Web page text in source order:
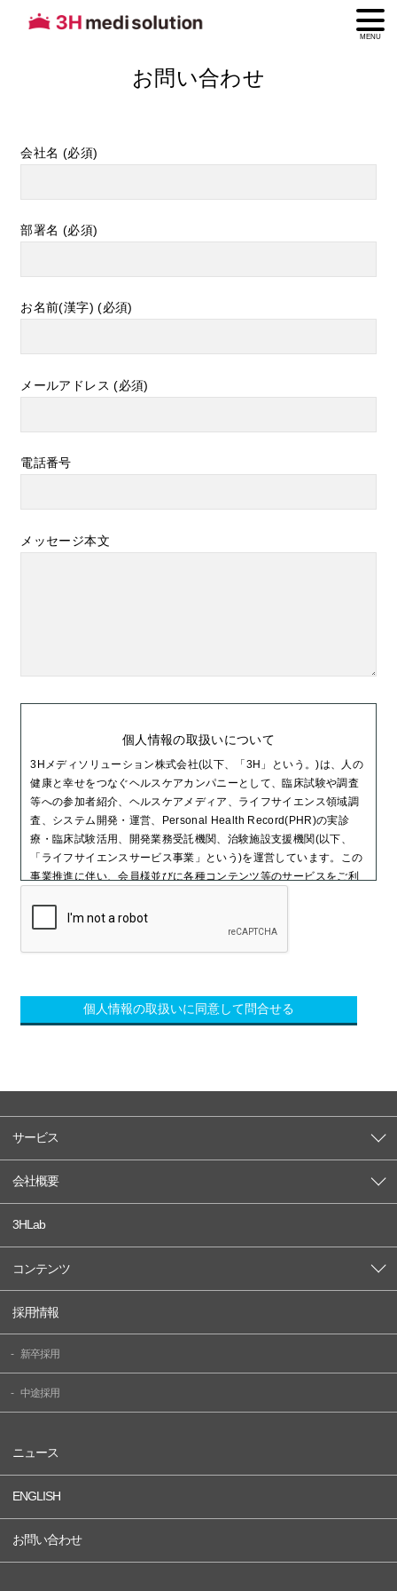
MENU
お問い合わせ
会社名 (必須)
部署名 (必須)
お名前(漢字) (必須)
メールアドレス (必須)
電話番号
メッセージ本文
個人情報の取扱いについて
3Hメディソリューション株式会社(以下、「3H」という。)は、人の
健康と幸せをつなぐヘルスケアカンパニーとして、臨床試験や調査
等への参加者紹介、ヘルスケアメディア、ライフサイエンス領域調
査、システム開発・運営、Personal Health Record(PHR)の実診
療・臨床試験活用、開発業務受託機関、治験施設支援機関(以下、
「ライフサイエンスサービス事業」という)を運営しています。この
事業推進に伴い、会員様並びに各種コンテンツ等のサービスをご利
方々(利用者様※)からお預かりする個人情報には、健康情報を始
め、多くの機微な個人情報が含まれています。
3Hは、これらの個人情報が元来利用者様ご本人のものであることを
に取り組むため、個人情報保護方針を以下に定め、実践します。
取り扱う際、適切かつ適法な取得を行います。個人情報の利用及び
提供にあたっては、取扱い手順及びそれらの目的外利用阻止のため
・ 3Hは、個人情報に関する法令及び国が定める指針、その他の特定
し、これらを遵守します。
・ 3Hは、適切なリスク分析や安全対策を計画的・定期的に実施し、
適切な安全対策措置を講じます。また、個人情報の漏洩、滅失又は
・ 3Hは、個人情報保護方針についてのお問い合わせ並びに個人情報
設置します。
制定日:2020年 4月 22日
3Hメディソリューション株式会社
代表取締役 滝澤 宏隆
プライバシー情報マネジメントシステム認証情報
3Hメディソリューション株式会社(以下「3H」という。)の個人情報
の取扱いについて、 以下の通りご説明申し上げます。
サービス
会社概要
3HLab
コンテンツ
採用情報
新卒採用
中途採用
ニュース
ENGLISH
お問い合わせ